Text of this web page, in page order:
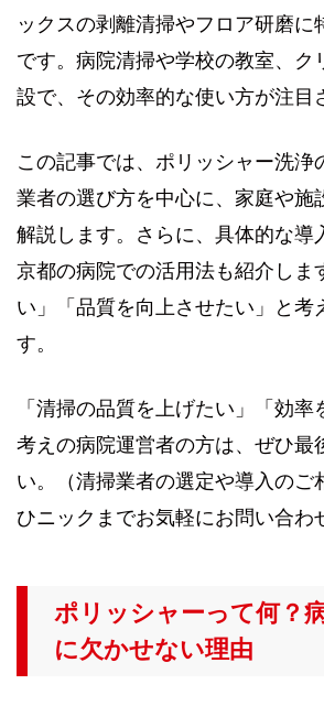
ックスの剥離清掃やフロア研磨に
です。病院清掃や学校の教室、ク
設で、その効率的な使い方が注目
この記事では、ポリッシャー洗浄
業者の選び方を中心に、家庭や施
解説します。さらに、具体的な導
京都の病院での活用法も紹介しま
い」「品質を向上させたい」と考
す。
「清掃の品質を上げたい」「効
考えの病院運営者の方は、ぜひ最
い。（清掃業者の選定や導入のご
ひニックまでお気軽にお問い合わ
ポリッシャーって何？
に欠かせない理由